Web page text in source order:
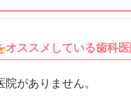
オススメしている歯科
院がありません。